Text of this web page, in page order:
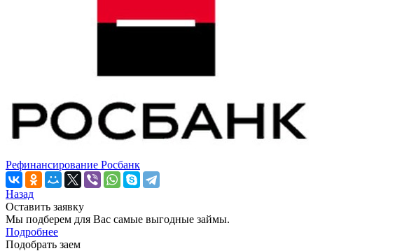
Рефинансирование Росбанк
Назад
Оставить заявку
Мы подберем для Вас самые выгодные займы.
Подробнее
Подобрать заем